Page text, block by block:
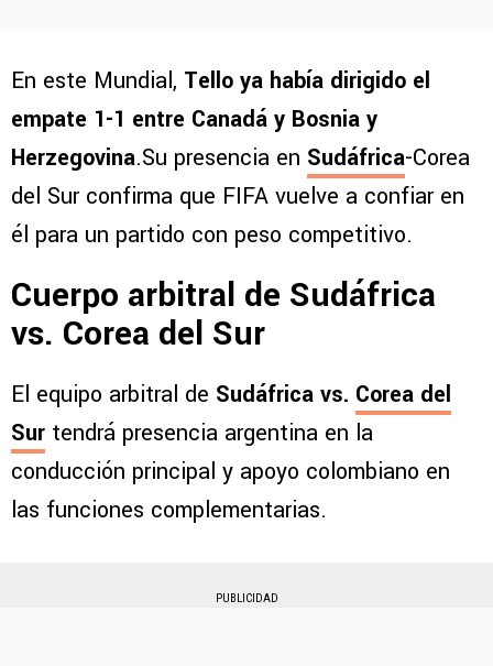
En este Mundial, Tello ya había dirigido el
empate 1-1 entre Canadá y Bosnia y
Herzegovina.Su presencia en Sudáfrica-Corea
del Sur confirma que FIFA vuelve a confiar en
él para un partido con peso competitivo.
Cuerpo arbitral de Sudáfrica
vs. Corea del Sur
El equipo arbitral de Sudáfrica vs. Corea del
Sur tendrá presencia argentina en la
conducción principal y apoyo colombiano en
las funciones complementarias.
PUBLICIDAD